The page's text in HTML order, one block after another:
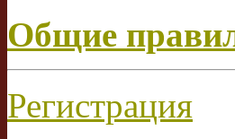
Общие
Регистрация